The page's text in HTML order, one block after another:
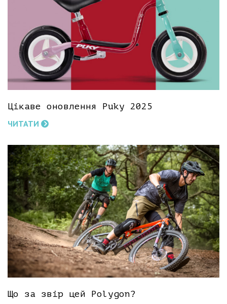
Цікаве оновлення Puky 2025
ЧИТАТИ
Що за звір цей Polygon?